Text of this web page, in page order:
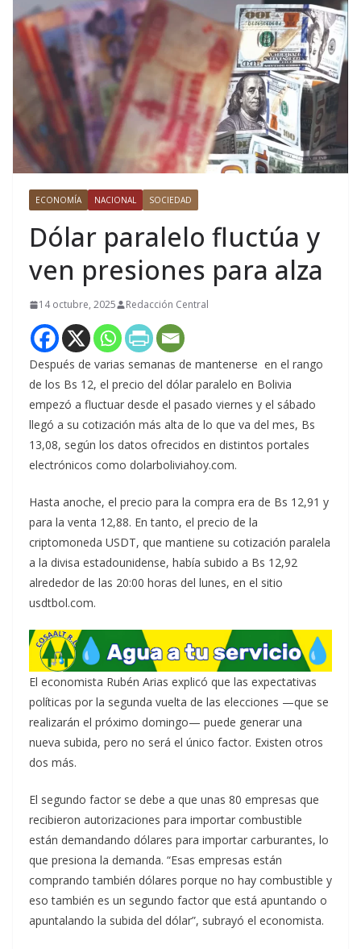
ECONOMÍA NACIONAL SOCIEDAD
Dólar paralelo fluctúa y
ven presiones para alza
14 octubre, 2025 Redacción Central
Después de varias semanas de mantenerse en el rango
de los Bs 12, el precio del dólar paralelo en Bolivia
empezó a fluctuar desde el pasado viernes y el sábado
llegó a su cotización más alta de lo que va del mes, Bs
13,08, según los datos ofrecidos en distintos portales
electrónicos como dolarboliviahoy.com.
Hasta anoche, el precio para la compra era de Bs 12,91 y
para la venta 12,88. En tanto, el precio de la
criptomoneda USDT, que mantiene su cotización paralela
a la divisa estadounidense, había subido a Bs 12,92
alrededor de las 20:00 horas del lunes, en el sitio
usdtbol.com.
El economista Rubén Arias explicó que las expectativas
políticas por la segunda vuelta de las elecciones —que se
realizarán el próximo domingo— puede generar una
nueva subida, pero no será el único factor. Existen otros
dos más.
El segundo factor se debe a que unas 80 empresas que
recibieron autorizaciones para importar combustible
están demandando dólares para importar carburantes, lo
que presiona la demanda. “Esas empresas están
comprando también dólares porque no hay combustible y
eso también es un segundo factor que está apuntando o
apuntalando la subida del dólar”, subrayó el economista.